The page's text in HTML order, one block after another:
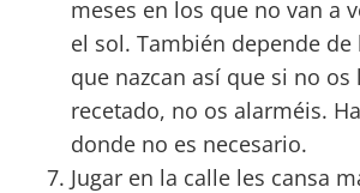
meses en los que no van a
el sol. También depende de
que nazcan así que si no os
recetado, no os alarméis.
donde no es necesario.
Jugar en la calle les cansa